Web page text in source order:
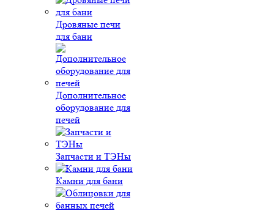
Дровяные печи
для бани
Дополнительное
оборудование для
печей
Запчасти и ТЭНы
Камни для бани